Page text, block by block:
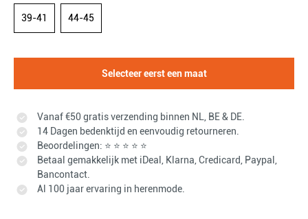
39-41 44-45
Selecteer eerst een maat
Vanaf €50 gratis verzending binnen NL, BE & DE.
14 Dagen bedenktijd en eenvoudig retourneren.
Beoordelingen: ⭐ ⭐ ⭐ ⭐ ⭐
Betaal gemakkelijk met iDeal, Klarna, Credicard, Paypal,
Bancontact.
Al 100 jaar ervaring in herenmode.